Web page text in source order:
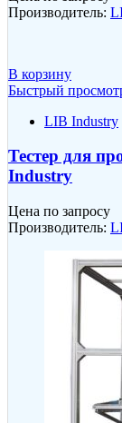
Производитель:
В корзину
Быстрый
LIB Industry
Тестер для
Industry
Цена по запросу
Производитель: